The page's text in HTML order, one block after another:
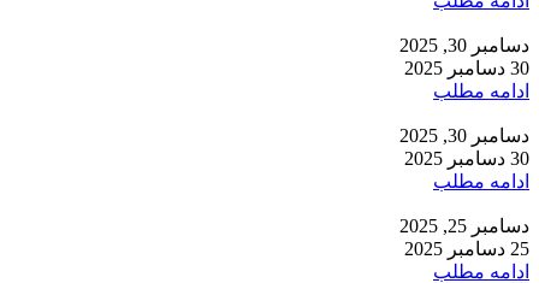
دسامبر 30, 2025
30 دسامبر 2025
ادامه مطلب
دسامبر 30, 2025
30 دسامبر 2025
ادامه مطلب
دسامبر 25, 2025
25 دسامبر 2025
ادامه مطلب